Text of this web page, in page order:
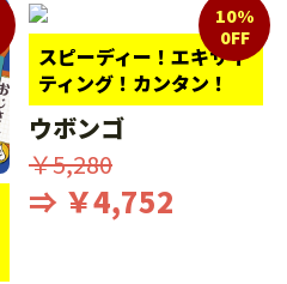
スピーディー！エキサイ
ティング！カンタン！
10%
0FF
ウボンゴ
￥5,280
⇒ ￥4,752